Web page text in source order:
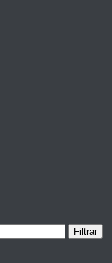
Filtrar